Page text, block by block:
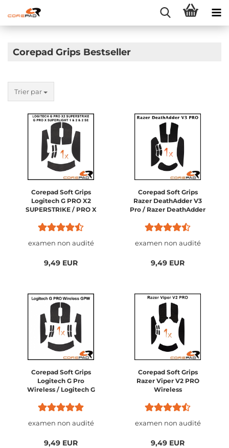
Corepad Grips Bestseller
Trier par
Corepad Soft Grips
Logitech G PRO X2
SUPERSTRIKE / PRO X
SUPERLIGHT 1
examen non audité
9,49 EUR
Corepad Soft Grips
Razer DeathAdder V3
Pro / Razer DeathAdder
examen non audité
9,49 EUR
Corepad Soft Grips
Logitech G Pro
Wireless / Logitech G
Wireless
examen non audité
9,49 EUR
Corepad Soft Grips
Razer Viper V2 PRO
Wireless
examen non audité
9,49 EUR